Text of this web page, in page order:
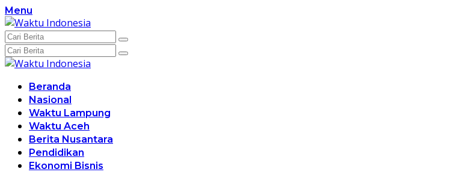
Langsung
ke
konten
Menu
Beranda
Nasional
Waktu Lampung
Waktu Aceh
Berita Nusantara
Pendidikan
Ekonomi Bisnis